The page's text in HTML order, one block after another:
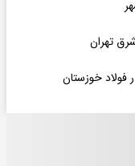
تهران
خوزستان